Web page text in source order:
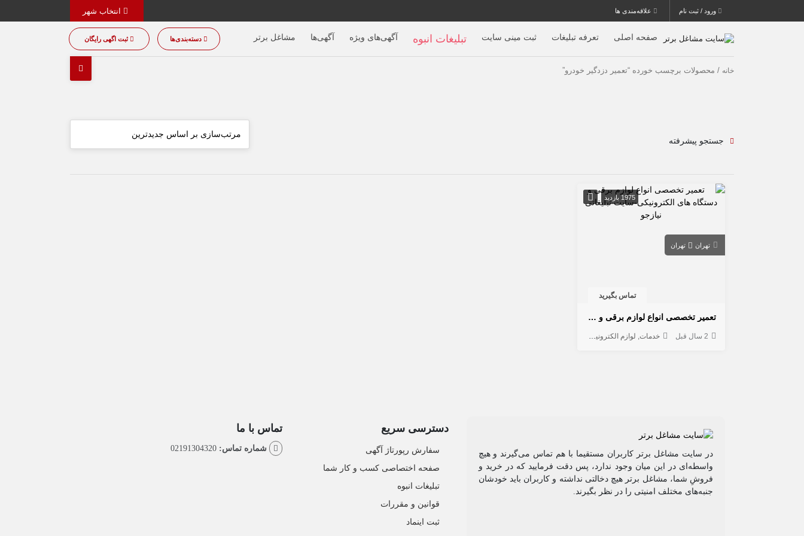
ورود / ثبت نام علاقه‌مندی ها
صفحه اصلی تعرفه تبلیغات ثبت مینی سایت تبلیغات انبوه آگهی‌های ویژه آگهی‌ها مشاغل برتر دسته‌بندی‌ها ثبت اگهی رایگان
خانه / محصولات برچسب خورده “تعمیر دزدگیر خودرو”
جستجو پیشرفته
1975 بازدید
تهران تهران
تماس بگیرید
تعمیر تخصصی انواع لوازم برقی و دستگاه های الکترونیکی
2 سال قبل خدمات لوازم الکترونیکی
در سایت مشاغل برتر کاربران مستقیما با هم تماس می‌گیرند و هیچ
واسطه‌ای در این میان وجود ندارد، پس دقت فرمایید که در خرید و
فروشِ شما، مشاغل برتر هیچ دخالتی نداشته و کاربران باید خودشان
جنبه‌های مختلف امنیتی را در نظر بگیرند.
دسترسی سریع
سفارش رپورتاژ آگهی
صفحه اختصاصی کسب و کار شما
تبلیغات انبوه
قوانین و مقررات
ثبت اینماد
تماس با ما
شماره تماس: 02191304320